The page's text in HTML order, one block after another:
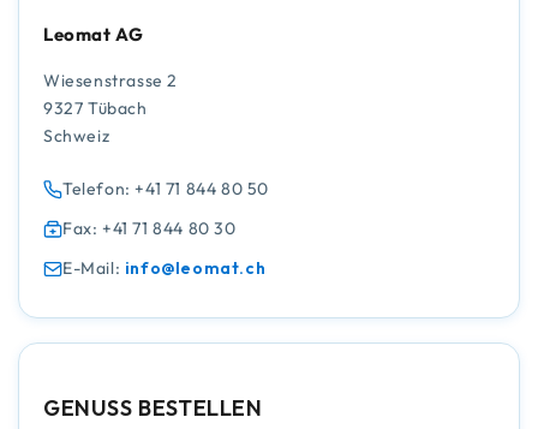
Leomat AG
Wiesenstrasse 2
9327 Tübach
Schweiz
Telefon: +41 71 844 80 50
Fax: +41 71 844 80 30
E-Mail: info@leomat.ch
GENUSS BESTELLEN